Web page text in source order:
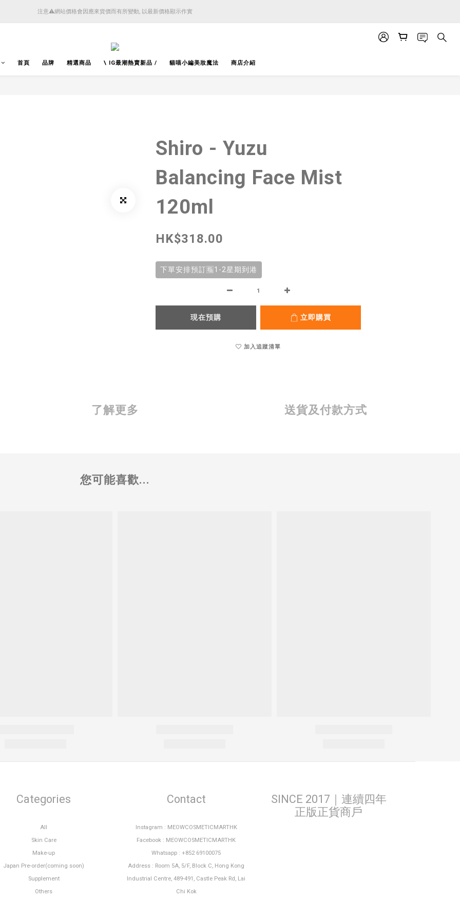
4月14日起減少SMS短訊發送, 所有快件自取訊息通知將全部改為透過官方應用程式「SFHK APP」推送。
注意⚠️網站價格會因應來貨價而有所變動, 以最新價格顯示作實
首頁 品牌 精選商品 \ IG最潮熱賣新品 / 貓喵小編美妝魔法 商店介紹
Shiro - Yuzu
Balancing Face Mist
120ml
HK$318.00
下單安排預訂🈯️1-2星期到港
現在預購 立即購買
加入追蹤清單
了解更多 送貨及付款方式
您可能喜歡...
Categories
All
Skin Care
Make-up
Japan Pre-order(coming soon)
Supplement
Others
Contact
Instagram : MEOWCOSMETICMARTHK
Facebook : MEOWCOSMETICMARTHK
Whatsapp : +852 69100075
Address : Room 5A, 5/F, Block C, Hong Kong
Industrial Centre, 489-491, Castle Peak Rd, Lai
Chi Kok
SINCE 2017｜連續四年
正版正貨商戶